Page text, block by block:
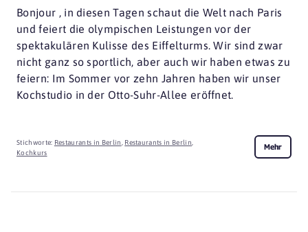
Bonjour , in diesen Tagen schaut die Welt nach Paris
und feiert die olympischen Leistungen vor der
spektakulären Kulisse des Eiffelturms. Wir sind zwar
nicht ganz so sportlich, aber auch wir haben etwas zu
feiern: Im Sommer vor zehn Jahren haben wir unser
Kochstudio in der Otto-Suhr-Allee eröffnet.
Stichworte: Restaurants in Berlin Restaurants in Berlin
Kochkurs
Mehr